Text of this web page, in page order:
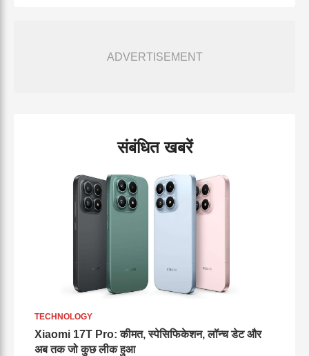
ADVERTISEMENT
संबंधित खबरें
TECHNOLOGY
Xiaomi 17T Pro: कीमत, स्पेसिफिकेशन, लॉन्च डेट और
अब तक जो कुछ लीक हुआ